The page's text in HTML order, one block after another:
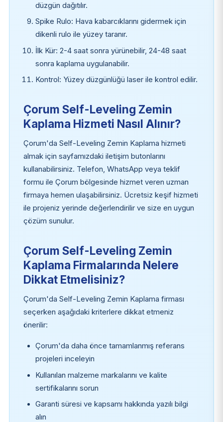
düzgün dağıtılır.
Spike Rulo: Hava kabarcıklarını gidermek için
dikenli rulo ile yüzey taranır.
İlk Kür: 2-4 saat sonra yürünebilir, 24-48 saat
sonra kaplama uygulanabilir.
Kontrol: Yüzey düzgünlüğü laser ile kontrol edilir.
Çorum Self-Leveling Zemin
Kaplama Hizmeti Nasıl Alınır?
Çorum'da Self-Leveling Zemin Kaplama hizmeti
almak için sayfamızdaki iletişim butonlarını
kullanabilirsiniz. Telefon, WhatsApp veya teklif
formu ile Çorum bölgesinde hizmet veren uzman
firmaya hemen ulaşabilirsiniz. Ücretsiz keşif hizmeti
ile projeniz yerinde değerlendirilir ve size en uygun
çözüm sunulur.
Çorum Self-Leveling Zemin
Kaplama Firmalarında Nelere
Dikkat Etmelisiniz?
Çorum'da Self-Leveling Zemin Kaplama firması
seçerken aşağıdaki kriterlere dikkat etmeniz
önerilir:
Çorum'da daha önce tamamlanmış referans
projeleri inceleyin
Kullanılan malzeme markalarını ve kalite
sertifikalarını sorun
Garanti süresi ve kapsamı hakkında yazılı bilgi
alın